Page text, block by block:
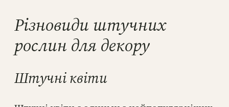
Різновиди штучних
рослин для декору
Штучні квіти